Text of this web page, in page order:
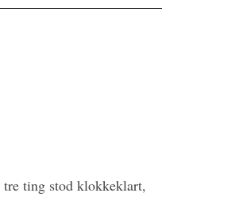
ting stod klokkeklart,